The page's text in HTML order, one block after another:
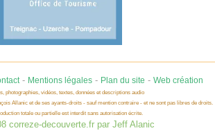
- Mentions légales- Plan du site - Web création
photographies, vidéos, textes, données et descriptions audio
Allanic et de ses ayants-droits - sauf mention contraire - et ne sont pas libres de droits.
totale ou partielle est interdit sans autorisation écrite.
correze-decouverte.fr par Jeff Alanic